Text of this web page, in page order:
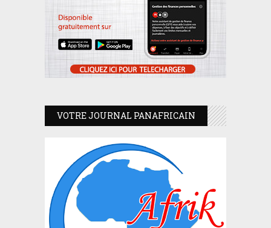
VOTRE JOURNAL PANAFRICAIN